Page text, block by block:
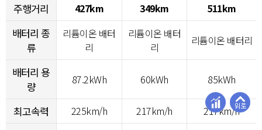
주행거리 427km 349km 511km
배터리 종
류
리튬이온 배터
리
리튬이온 배터
리
리튬이온 배터리
배터리 용
량
87.2kWh 60kWh 85kWh
최고속력 225km/h 217km/h 217km/h